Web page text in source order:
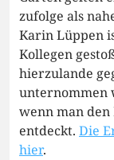
zufolge als
Karin Lüppen
Kollegen
hierzulande
unternommen
wenn man
entdeckt. Die
hier.